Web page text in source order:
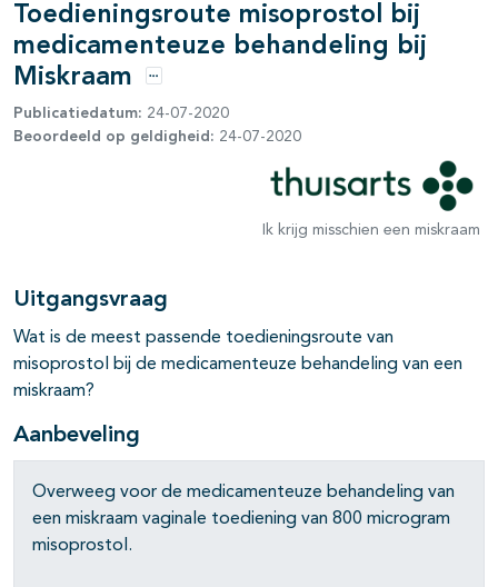
Toedieningsroute misoprostol bij
medicamenteuze behandeling bij
Miskraam
Opties
Publicatiedatum: 24-07-2020
Beoordeeld op geldigheid: 24-07-2020
Ik krijg misschien een miskraam
Uitgangsvraag
Wat is de meest passende toedieningsroute van
misoprostol bij de medicamenteuze behandeling van een
miskraam?
Aanbeveling
Overweeg voor de medicamenteuze behandeling van
een miskraam vaginale toediening van 800 microgram
misoprostol.